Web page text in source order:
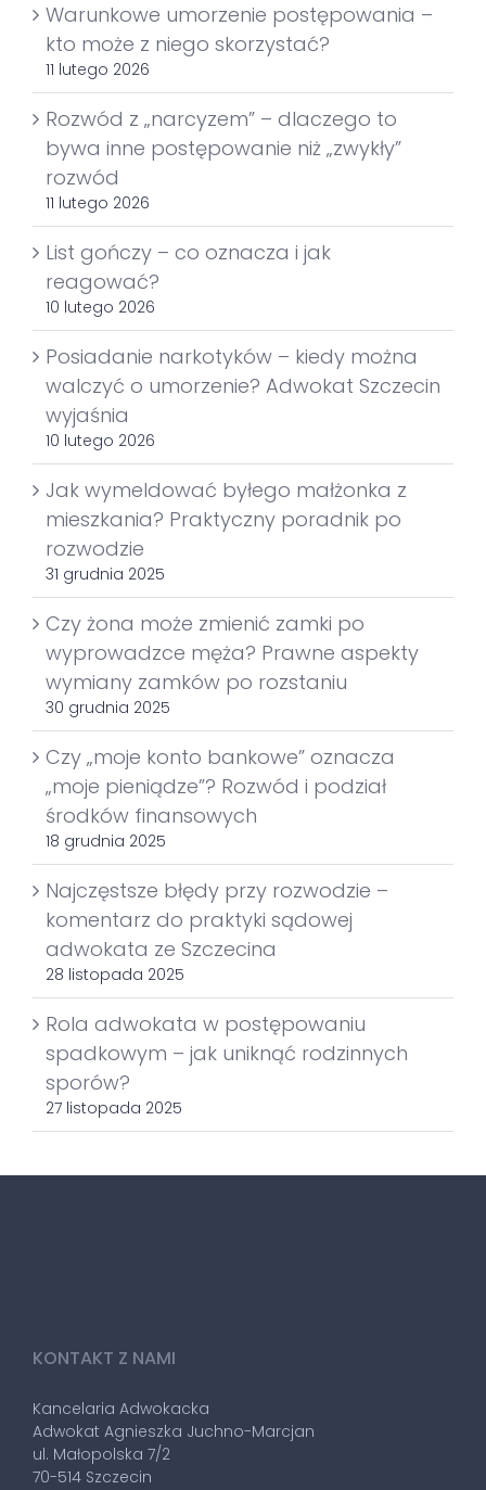
Warunkowe umorzenie postępowania –
kto może z niego skorzystać?
11 lutego 2026
Rozwód z „narcyzem” – dlaczego to
bywa inne postępowanie niż „zwykły”
rozwód
11 lutego 2026
List gończy – co oznacza i jak
reagować?
10 lutego 2026
Posiadanie narkotyków – kiedy można
walczyć o umorzenie? Adwokat Szczecin
wyjaśnia
10 lutego 2026
Jak wymeldować byłego małżonka z
mieszkania? Praktyczny poradnik po
rozwodzie
31 grudnia 2025
Czy żona może zmienić zamki po
wyprowadzce męża? Prawne aspekty
wymiany zamków po rozstaniu
30 grudnia 2025
Czy „moje konto bankowe” oznacza
„moje pieniądze”? Rozwód i podział
środków finansowych
18 grudnia 2025
Najczęstsze błędy przy rozwodzie –
komentarz do praktyki sądowej
adwokata ze Szczecina
28 listopada 2025
Rola adwokata w postępowaniu
spadkowym – jak uniknąć rodzinnych
sporów?
27 listopada 2025
KONTAKT Z NAMI
Kancelaria Adwokacka
Adwokat Agnieszka Juchno-Marcjan
ul. Małopolska 7/2
70-514 Szczecin